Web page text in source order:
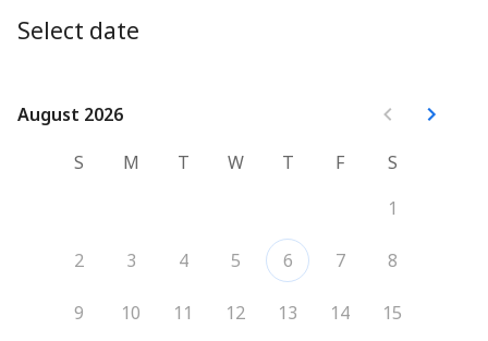
Select date
August 2026
August 2026
S
M T W T F
S
1
2 3 4 5 6 7 8
9 10 11 12 13 14 15